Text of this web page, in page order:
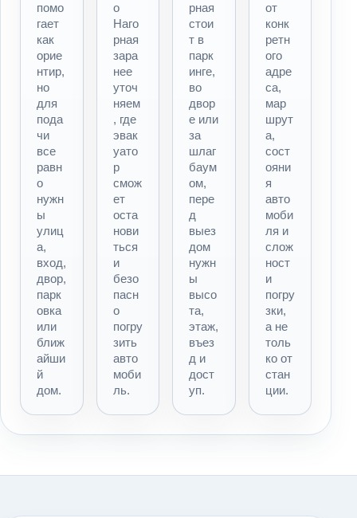
помо
гает
как
орие
нтир,
но
для
пода
чи
все
равн
о
нужн
ы
улиц
а,
вход,
двор,
парк
овка
или
ближ
айши
й
дом.
о
Наго
рная
зара
нее
уточ
няем
, где
эвак
уато
р
смож
ет
оста
нови
ться
и
безо
пасн
о
погру
зить
авто
моби
ль.
рная
стои
т в
парк
инге,
во
двор
е или
за
шлаг
баум
ом,
пере
д
выез
дом
нужн
ы
высо
та,
этаж,
въез
д и
дост
уп.
от
конк
ретн
ого
адре
са,
мар
шрут
а,
сост
ояни
я
авто
моби
ля и
слож
ност
и
погру
зки,
а не
толь
ко от
стан
ции.